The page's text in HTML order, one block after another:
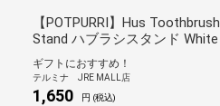
【POTPURRI】Hus Toothbrush
Stand ハブラシスタンド White
ギフトにおすすめ！
テルミナ JRE MALL店
1,650 円 (税込)